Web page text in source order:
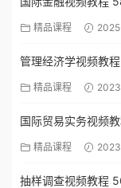
精品课程
管理经济学视频教
精品课程
国际贸易实务视频
精品课程
抽样调查视频教程